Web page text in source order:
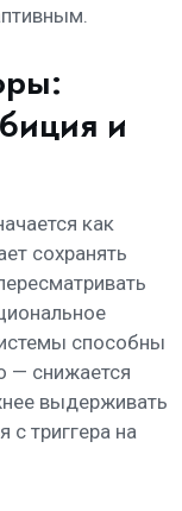
и
как
сохранять
способны
— снижается
выдерживать
с триггера на